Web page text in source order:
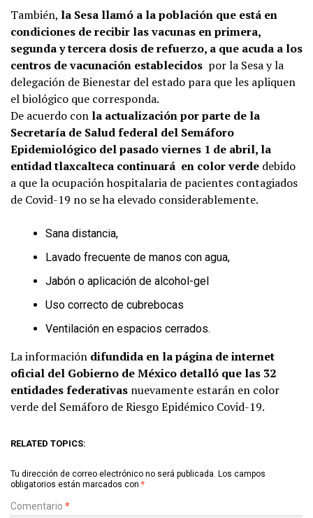
También, la Sesa llamó a la población que está en
condiciones de recibir las vacunas en primera,
segunda y tercera dosis de refuerzo, a que acuda a los
centros de vacunación establecidos por la Sesa y la
delegación de Bienestar del estado para que les apliquen
el biológico que corresponda.
De acuerdo con la actualización por parte de la
Secretaría de Salud federal del Semáforo
Epidemiológico del pasado viernes 1 de abril, la
entidad tlaxcalteca continuará en color verde debido
a que la ocupación hospitalaria de pacientes contagiados
de Covid-19 no se ha elevado considerablemente.
Sana distancia,
Lavado frecuente de manos con agua,
Jabón o aplicación de alcohol-gel
Uso correcto de cubrebocas
Ventilación en espacios cerrados.
La información difundida en la página de internet
oficial del Gobierno de México detalló que las 32
entidades federativas nuevamente estarán en color
verde del Semáforo de Riesgo Epidémico Covid-19.
RELATED TOPICS:
Tu dirección de correo electrónico no será publicada. Los campos
obligatorios están marcados con *
Comentario *